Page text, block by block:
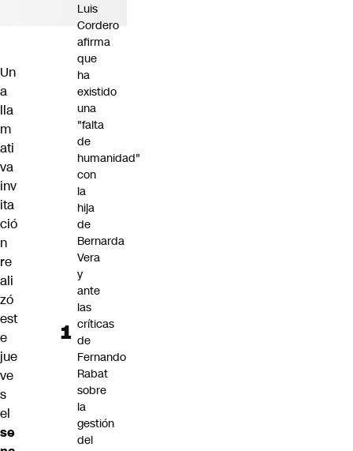
Un
a
lla
m
ati
va
inv
ita
ció
n
re
ali
zó
est
e
jue
ve
s
el
se
Luis
Cordero
afirma
que
ha
existido
una
"falta
de
humanidad"
con
la
hija
de
Bernarda
Vera
y
ante
las
críticas
de
Fernando
Rabat
sobre
la
gestión
del